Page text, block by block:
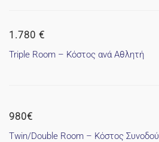
1.780 €
Triple Room – Κόστος ανά Αθλητή
980€
Twin/Double Room – Κόστος Συνοδού